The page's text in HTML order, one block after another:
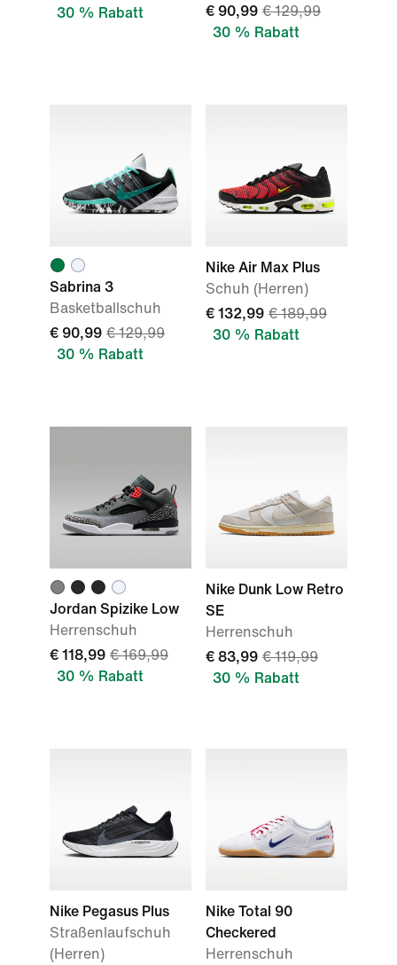
30 % Rabatt
€ 90,99 € 129,99
30 % Rabatt
Sabrina 3
Basketballschuh
€ 90,99 € 129,99
30 % Rabatt
Nike Air Max Plus
Schuh (Herren)
€ 132,99 € 189,99
30 % Rabatt
Jordan Spizike Low
Herrenschuh
€ 118,99 € 169,99
30 % Rabatt
Nike Dunk Low Retro
SE
Herrenschuh
€ 83,99 € 119,99
30 % Rabatt
Nike Pegasus Plus
Straßenlaufschuh
(Herren)
Nike Total 90
Checkered
Herrenschuh